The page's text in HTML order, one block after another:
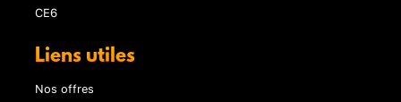
CE6
Liens utiles
Nos offres